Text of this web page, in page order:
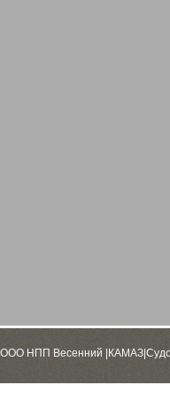
ООО НПП Весенний